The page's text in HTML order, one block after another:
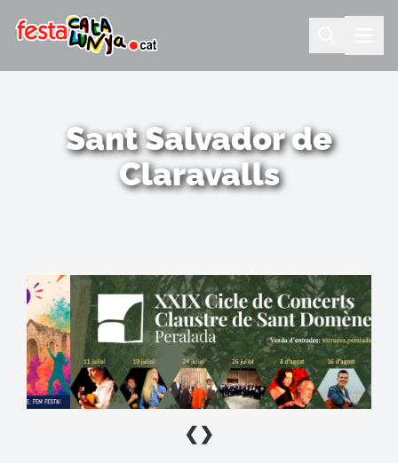
Sant Salvador de
Claravalls
❮ ❯